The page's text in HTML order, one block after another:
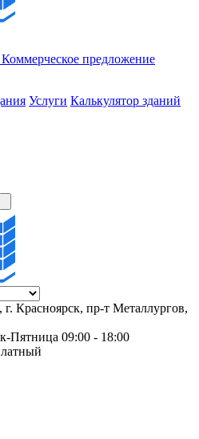
Коммерческое предложение
Услуги Калькулятор зданий
Красноярск, пр-т Металлургов,
Пятница 09:00 - 18:00